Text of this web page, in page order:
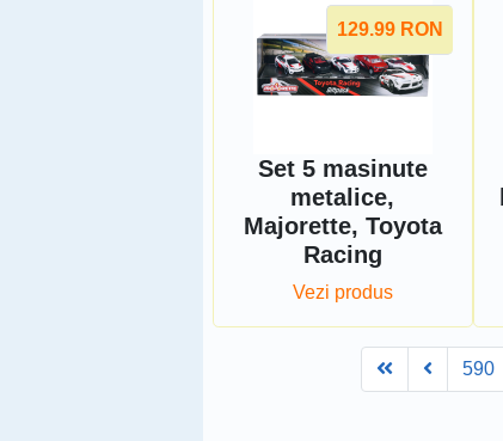
129.99 RON
Set 5 masinute
metalice,
Majorette, Toyota
Racing
Vezi produs
FirstPrev590